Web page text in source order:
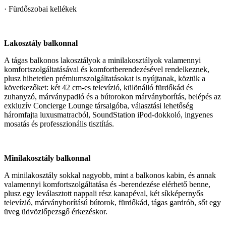
· Fürdőszobai kellékek
Lakosztály balkonnal
A tágas balkonos lakosztályok a minilakosztályok valamennyi
komfortszolgáltatásával és komfortberendezésével rendelkeznek,
plusz hihetetlen prémiumszolgáltatásokat is nyújtanak, köztük a
következőket: két 42 cm-es televízió, különálló fürdőkád és
zuhanyzó, márványpadló és a bútorokon márványborítás, belépés az
exkluzív Concierge Lounge társalgóba, választási lehetőség
háromfajta luxusmatracból, SoundStation iPod-dokkoló, ingyenes
mosatás és professzionális tisztítás.
Minilakosztály balkonnal
A minilakosztály sokkal nagyobb, mint a balkonos kabin, és annak
valamennyi komfortszolgáltatása és -berendezése elérhető benne,
plusz egy leválasztott nappali rész kanapéval, két síkképernyős
televízió, márványborítású bútorok, fürdőkád, tágas gardrób, sőt egy
üveg üdvözlőpezsgő érkezéskor.